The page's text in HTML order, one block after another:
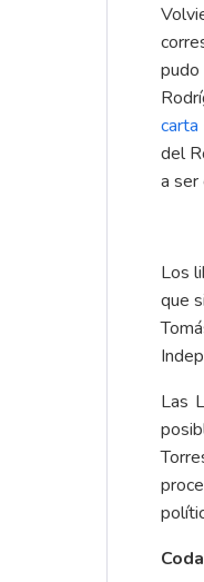
carta
del
a ser
Los
que
Las